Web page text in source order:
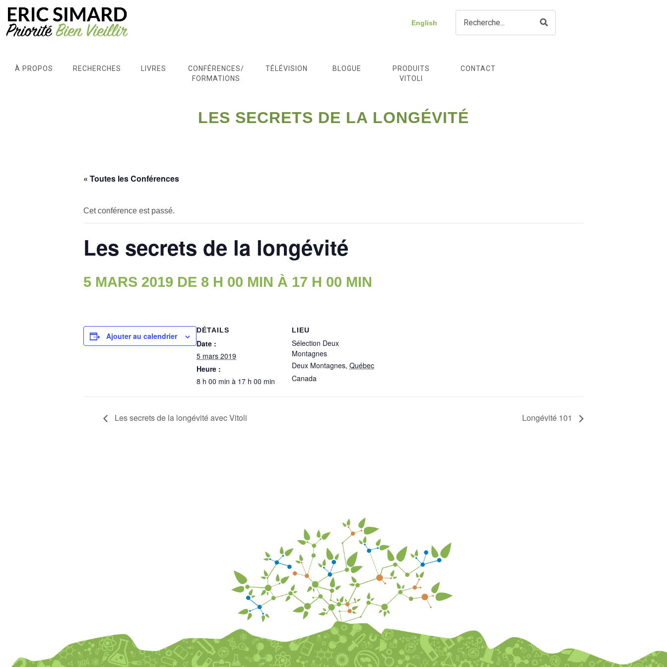
English
À PROPOS RECHERCHES LIVRES
CONFÉRENCES/
FORMATIONS
TÉLÉVISION BLOGUE
PRODUITS
VITOLI
CONTACT
LES SECRETS DE LA LONGÉVITÉ
« Toutes les Conférences
Cet conférence est passé.
Les secrets de la longévité
5 MARS 2019 DE 8 H 00 MIN À 17 H 00 MIN
Ajouter au calendrier
DÉTAILS
Date :
5 mars 2019
Heure :
8 h 00 min à 17 h 00 min
LIEU
Sélection Deux
Montagnes
Deux Montagnes, Québec
Canada
Les secrets de la longévité avec Vitoli Longévité 101